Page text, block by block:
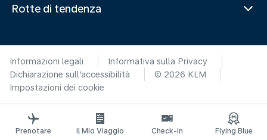
Rotte di tendenza
Informazioni legali
Informativa sulla Privacy
Dichiarazione sull’accessibilità
© 2026 KLM
Impostazioni dei cookie
Prenotare Il Mio Viaggio Check-in Flying Blue